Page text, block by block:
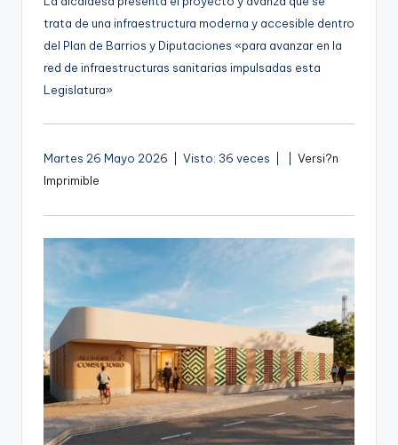
trata de una infraestructura moderna y accesible dentro
del Plan de Barrios y Diputaciones «para avanzar en la
red de infraestructuras sanitarias impulsadas esta
Legislatura»
Martes 26 Mayo 2026 | Visto: 36 veces |
Versi?n
Imprimible